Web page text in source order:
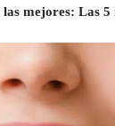
mejores: Las 5